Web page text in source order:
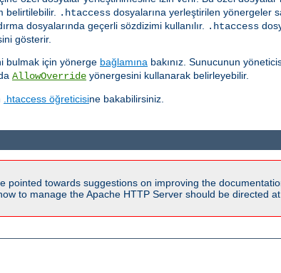
belirtilebilir. .htaccess dosyalarına yerleştirilen yönergeler
dosyalarında geçerli sözdizimi kullanılır. .htaccess
gösterir.
bulmak için yönerge bağlamına bakınız. Sunucunun
AllowOverride yönergesini kullanarak belirleyebilir.
.htaccess öğreticisine bakabilirsiniz.
pointed towards suggestions on improving the
to manage the Apache HTTP Server should be directed